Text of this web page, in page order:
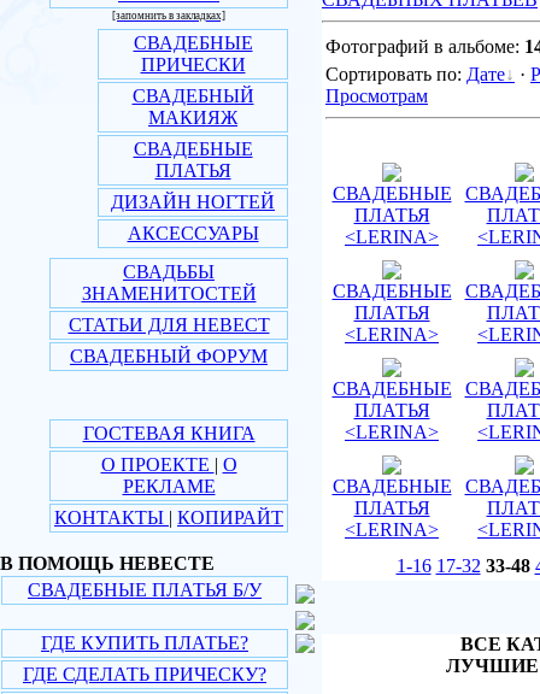
[запомнить в закладках]
СВАДЕБНЫЕ
ПРИЧЕСКИ
СВАДЕБНЫЙ
МАКИЯЖ
СВАДЕБНЫЕ
ПЛАТЬЯ
ДИЗАЙН НОГТЕЙ
АКСЕССУАРЫ
СВАДЬБЫ
ЗНАМЕНИТОСТЕЙ
СТАТЬИ ДЛЯ НЕВЕСТ
СВАДЕБНЫЙ ФОРУМ
ГОСТЕВАЯ КНИГА
О ПРОЕКТЕ | О
РЕКЛАМЕ
КОНТАКТЫ | КОПИРАЙТ
В ПОМОЩЬ НЕВЕСТЕ
СВАДЕБНЫЕ ПЛАТЬЯ Б/У
ГДЕ КУПИТЬ ПЛАТЬЕ?
ГДЕ СДЕЛАТЬ ПРИЧЕСКУ?
Фотографий в альбоме:
Сортировать по: Дате ·
Просмотрам
СВАДЕБНЫЕ
ПЛАТЬЯ
<LERINA>
СВАДЕБНЫЕ
ПЛАТЬЯ
<LERINA>
СВАДЕБНЫЕ
ПЛАТЬЯ
<LERINA>
СВАДЕБНЫЕ
ПЛАТЬЯ
<LERINA>
1-16 17-32 33-48
ВСЕ
ЛУЧШИЕ